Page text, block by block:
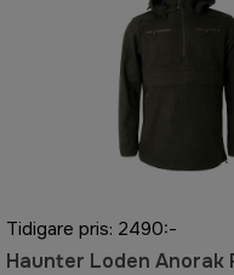
Tidigare pris: 2490:-
Haunter Loden Anorak